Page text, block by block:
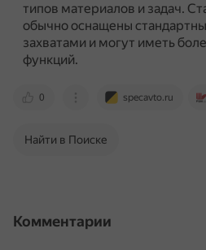
типов материалов и задач.
обычно оснащены
захватами и могут иметь
функций.
0 specavto.ru
Найти в Поиске
Комментарии